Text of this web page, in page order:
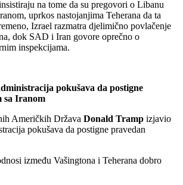
na tome da su pregovori o Libanu
uprkos nastojanjima Teherana da ta
Izrael razmatra djelimično povlačenje
dok SAD i Iran govore oprečno o
inspekcijama.
pokušava da postigne
sa Iranom
Američkih Država Donald Tramp izjavio
pokušava da postigne pravedan
između Vašingtona i Teherana dobro